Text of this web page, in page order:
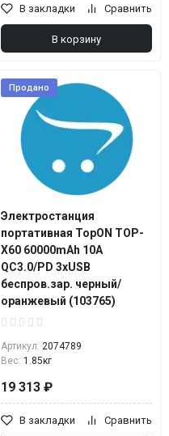
В закладки Сравнить
В корзину
Продано
Электростанция
портативная TopON TOP-
X60 60000mAh 10A
QC3.0/PD 3xUSB
беспров.зар. черный/
оранжевый (103765)
Артикул: 2074789
Вес: 1.85кг
19 313 ₽
В закладки Сравнить